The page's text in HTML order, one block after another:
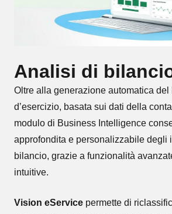
Analisi di
Oltre alla generazione automatica del
d’esercizio, basata sui dati della
modulo di Business Intelligence
approfondita e personalizzabile degli
bilancio, grazie a funzionalità
intuitive.
Vision eService permette di